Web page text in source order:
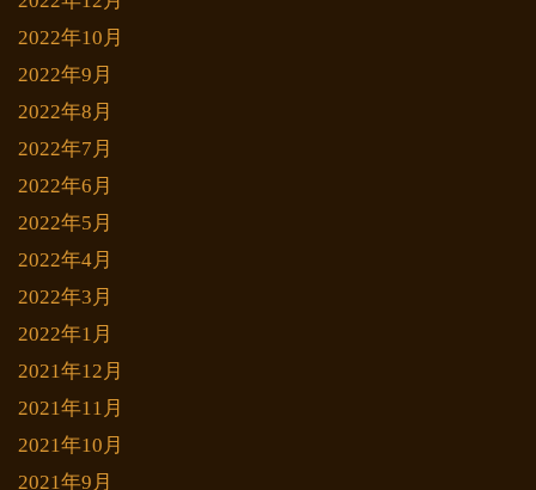
2022年10月
2022年9月
2022年8月
2022年7月
2022年6月
2022年5月
2022年4月
2022年3月
2022年1月
2021年12月
2021年11月
2021年10月
2021年9月